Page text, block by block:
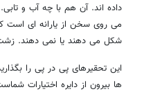
داده اند. آن هم با چه آب و
می روی سخن از یارانه ای است
شکل می دهند یا نمی دهند.
این تحقیرهای پی در پی را
ها بیرون از دایره اختیارات